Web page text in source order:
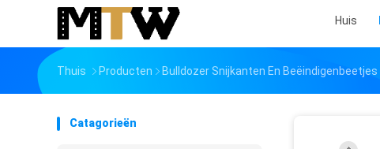
Huis
Thuis Producten Bulldozer Snijkanten En Beëindigenbeetjes
Catagorieën